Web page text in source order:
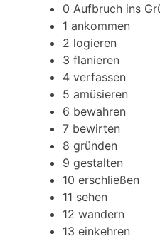
0 Aufbruch ins
1 ankommen
2 logieren
3 flanieren
4 verfassen
5 amüsieren
6 bewahren
7 bewirten
8 gründen
9 gestalten
10 erschließen
11 sehen
12 wandern
13 einkehren